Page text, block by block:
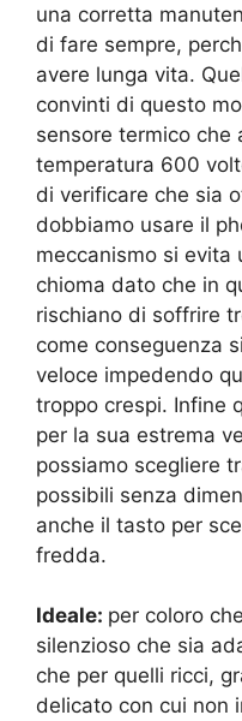
una corretta
di fare sempre,
avere lunga vita.
convinti di questo
sensore termico che
temperatura 600
di verificare che sia
dobbiamo usare il
meccanismo si evita
chioma dato che in
rischiano di soffrire
come conseguenza
veloce impedendo
troppo crespi. Infine
per la sua estrema
possiamo scegliere
possibili senza
anche il tasto per
fredda.
Ideale: per coloro
silenzioso che sia
che per quelli ricci,
delicato con cui non